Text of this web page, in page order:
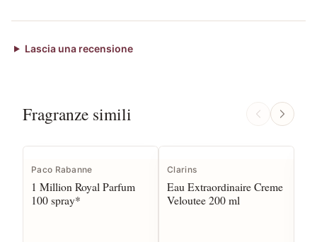
Lascia una recensione
Fragranze simili
Paco Rabanne
1 Million Royal Parfum
100 spray*
Clarins
Eau Extraordinaire Creme
Veloutee 200 ml